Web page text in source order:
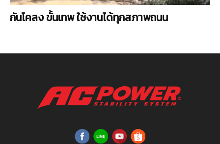
กันโคลง ขั้นเทพ ใช้งานได้ทุกสภาพถนน